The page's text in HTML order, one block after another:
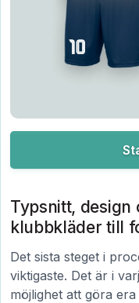
Typsnitt,
klubbkläder till
Det sista steget i
viktigaste. Det är i
möjlighet att göra